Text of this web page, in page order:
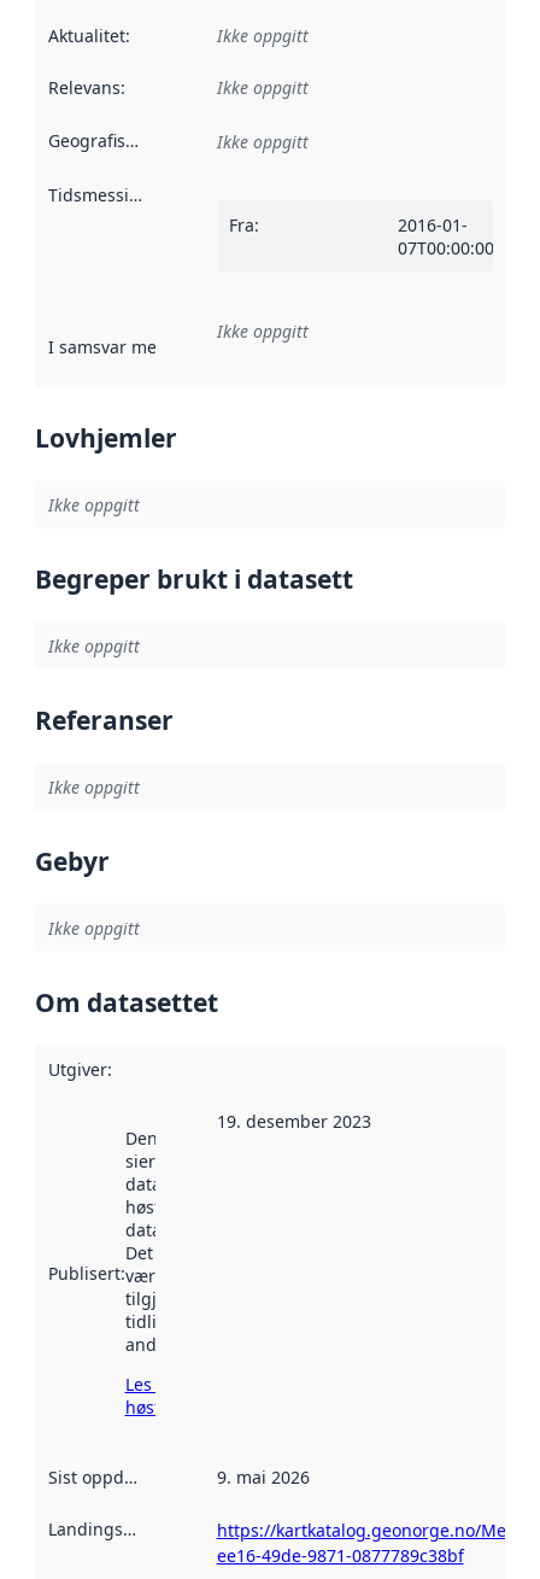
Aktualitet: Ikke oppgitt
Relevans: Ikke oppgitt
Geografisk avgrensning :
Ikke oppgitt
Tidsmessig avgrensning
Fra:
2016-01-
07T00:00:00Z
I samsvar med Referanse til en implementasjonsregel
Ikke oppgitt
Lovhjemler
Ikke oppgitt
Begreper brukt i datasett
Ikke oppgitt
Referanser
Ikke oppgitt
Gebyr
Ikke oppgitt
Om datasettet
Utgiver:
Publisert:
Denne datoen
sier når
datasettet ble
høstet av
data.norge.no.
Det kan ha
vært
tilgjengelig
tidligere
andre steder.
Les mer om
høsting her
19. desember 2023
Sist oppdatert 9. mai 2026
Landingsside
https://kartkatalog.geonorge.no/
ee16-49de-9871-0877789c38bf